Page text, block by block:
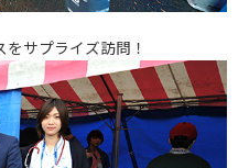
サプライズ訪問！